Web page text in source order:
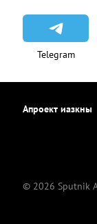
Telegram
Апроект иазкны
© 2026 Sputnik